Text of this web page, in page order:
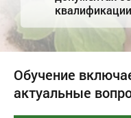
Обучение
актуальные